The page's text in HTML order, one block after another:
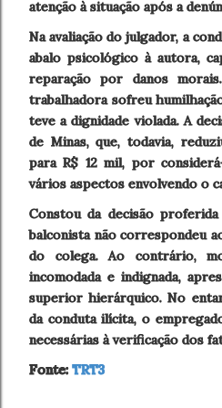
atenção à situação após a
Na avaliação do julgador, a
abalo psicológico à autora,
reparação por danos
trabalhadora sofreu
teve a dignidade violada. A
de Minas, que, todavia,
para R$ 12 mil, por
vários aspectos envolvendo o
Constou da decisão
balconista não correspondeu
do colega. Ao contrário,
incomodada e indignada,
superior hierárquico. No
da conduta ilícita, o
necessárias à verificação dos
Fonte:TRT3